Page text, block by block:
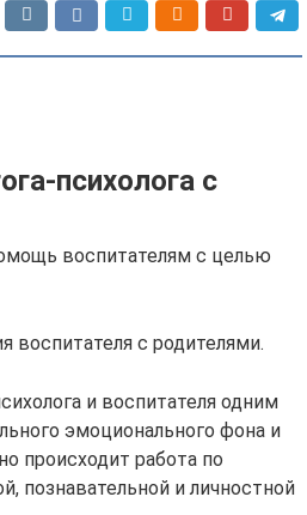
психолога с
воспитателям с целью
с родителями.
и воспитателя одним
эмоционального фона и
происходит работа по
познавательной и личностной